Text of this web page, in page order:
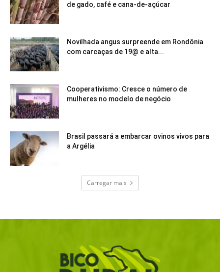
de gado, café e cana-de-açúcar
Novilhada angus surpreende em Rondônia
com carcaças de 19@ e alta...
Cooperativismo: Cresce o número de
mulheres no modelo de negócio
Brasil passará a embarcar ovinos vivos para
a Argélia
Carregar mais